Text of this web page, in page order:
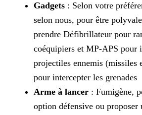
Gadgets : Selon votre
selon nous, pour être
prendre Défibrillateur pour
coéquipiers et MP-APS pour
projectiles ennemis (missiles
pour intercepter les grenades
Arme à lancer : Fumigène,
option défensive ou proposer